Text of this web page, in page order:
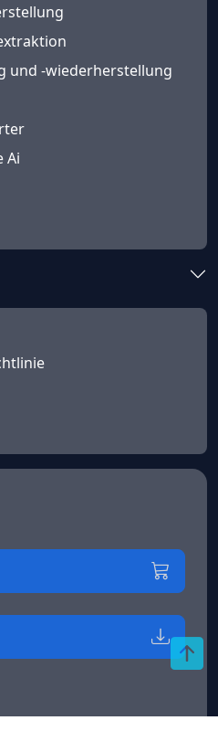
und -wiederherstellung
Ai